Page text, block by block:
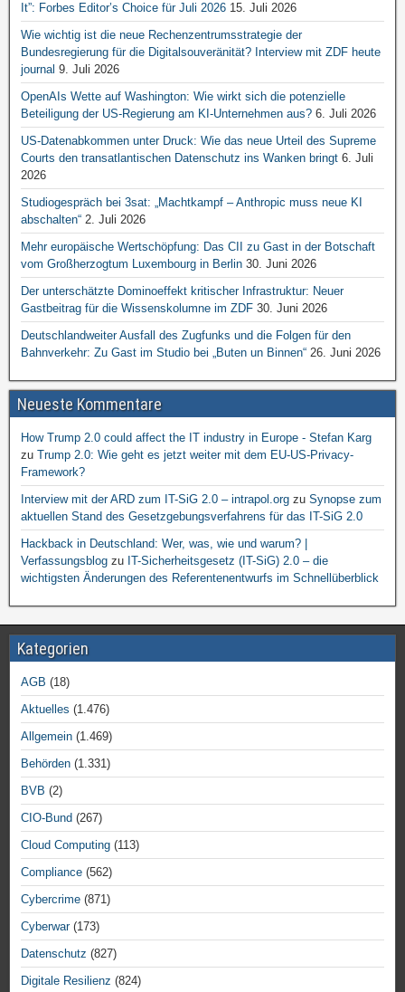
It”: Forbes Editor’s Choice für Juli 2026 15. Juli 2026
Wie wichtig ist die neue Rechenzentrumsstrategie der
Bundesregierung für die Digitalsouveränität? Interview mit ZDF heute
journal 9. Juli 2026
OpenAIs Wette auf Washington: Wie wirkt sich die potenzielle
Beteiligung der US-Regierung am KI-Unternehmen aus? 6. Juli 2026
US-Datenabkommen unter Druck: Wie das neue Urteil des Supreme
Courts den transatlantischen Datenschutz ins Wanken bringt 6. Juli
2026
Studiogespräch bei 3sat: „Machtkampf – Anthropic muss neue KI
abschalten“ 2. Juli 2026
Mehr europäische Wertschöpfung: Das CII zu Gast in der Botschaft
vom Großherzogtum Luxembourg in Berlin 30. Juni 2026
Der unterschätzte Dominoeffekt kritischer Infrastruktur: Neuer
Gastbeitrag für die Wissenskolumne im ZDF 30. Juni 2026
Deutschlandweiter Ausfall des Zugfunks und die Folgen für den
Bahnverkehr: Zu Gast im Studio bei „Buten un Binnen“ 26. Juni 2026
Neueste Kommentare
How Trump 2.0 could affect the IT industry in Europe - Stefan Karg
zu Trump 2.0: Wie geht es jetzt weiter mit dem EU-US-Privacy-
Framework?
Interview mit der ARD zum IT-SiG 2.0 – intrapol.org zu Synopse zum
aktuellen Stand des Gesetzgebungsverfahrens für das IT-SiG 2.0
Hackback in Deutschland: Wer, was, wie und warum? |
Verfassungsblog zu IT-Sicherheitsgesetz (IT-SiG) 2.0 – die
wichtigsten Änderungen des Referentenentwurfs im Schnellüberblick
Kategorien
AGB (18)
Aktuelles (1.476)
Allgemein (1.469)
Behörden (1.331)
BVB (2)
CIO-Bund (267)
Cloud Computing (113)
Compliance (562)
Cybercrime (871)
Cyberwar(173)
Datenschutz (827)
Digitale Resilienz (824)